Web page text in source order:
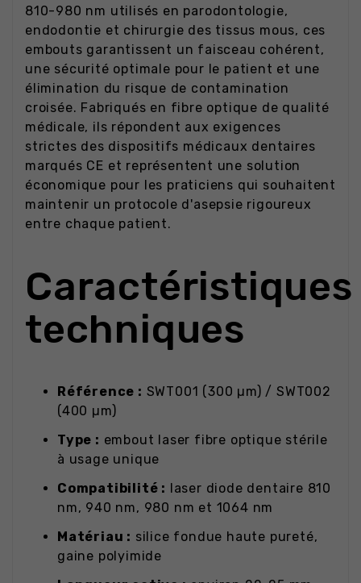
810-980 nm utilisés en parodontologie,
endodontie et chirurgie des tissus mous, ces
embouts garantissent un faisceau cohérent,
une sécurité optimale pour le patient et une
élimination du risque de contamination
croisée. Fabriqués en fibre optique de qualité
médicale, ils répondent aux exigences
strictes des dispositifs médicaux dentaires
marqués CE et représentent une solution
économique pour les praticiens qui souhaitent
maintenir un protocole d'asepsie rigoureux
entre chaque patient.
Caractéristiques
techniques
Référence : SWT001 (300 µm) / SWT002
(400 µm)
Type : embout laser fibre optique stérile
à usage unique
Compatibilité :
laser diode dentaire 810
nm, 940 nm, 980 nm et 1064 nm
Matériau : silice fondue haute pureté,
gaine polyimide